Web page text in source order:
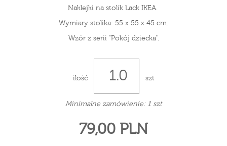
Naklejki na stolik Lack IKEA.
Wymiary stolika: 55 x 55 x 45 cm.
Wzór z serii "Pokój dziecka".
ilość szt
Minimalne zamówienie: 1 szt
79,00 PLN